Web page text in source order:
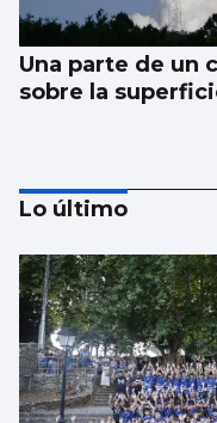
Una parte de un
sobre la
Lo último